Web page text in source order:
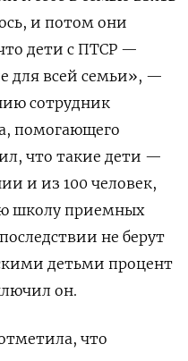
и потом они
дети с ПТСР —
для всей семьи», —
сотрудник
помогающего
что такие дети —
и из 100 человек,
школу приемных
не берут
детьми процент
он.
что